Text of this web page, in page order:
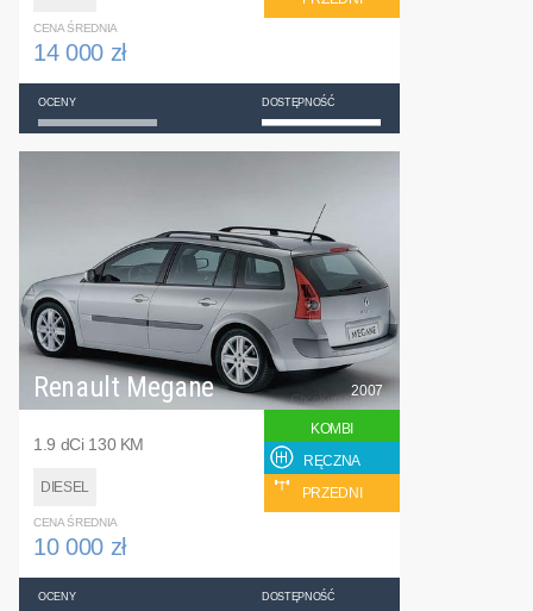
CENA ŚREDNIA
14 000 zł
OCENY DOSTĘPNOŚĆ
Renault Megane
1.9 dCi 130 KM
DIESEL
2007
KOMBI
RĘCZNA
PRZEDNI
CENA ŚREDNIA
10 000 zł
OCENY DOSTĘPNOŚĆ